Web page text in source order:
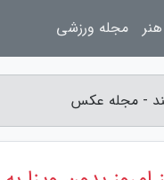
- مجله عکس
مجله ورزشی